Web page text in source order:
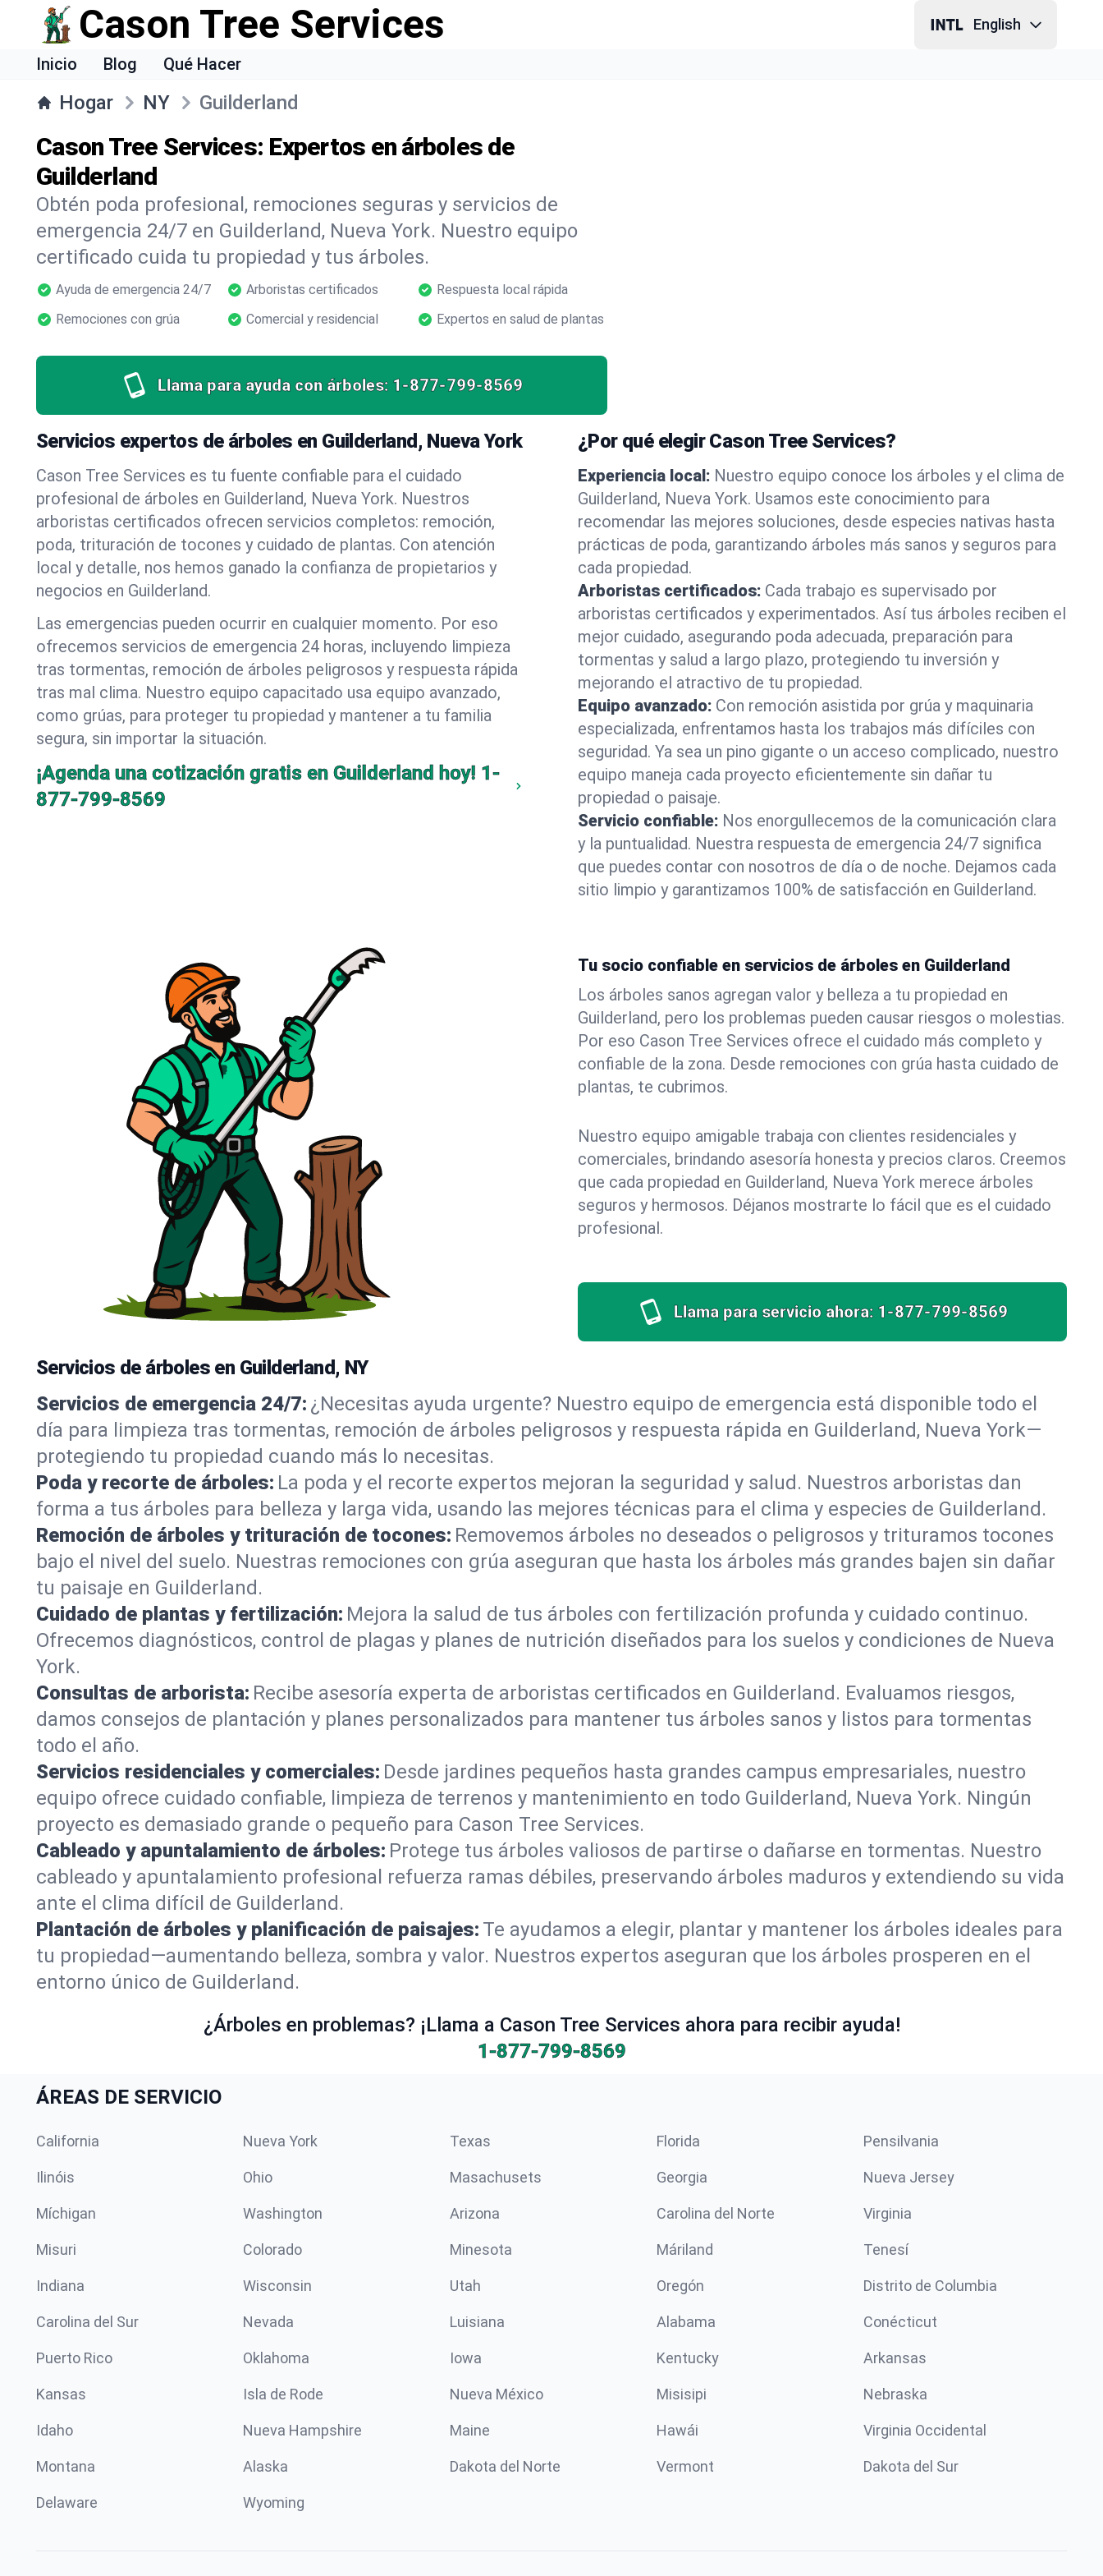
Cason Tree Services English
Inicio Blog Qué Hacer
Hogar NY Guilderland
Cason Tree Services: Expertos en árboles de
Guilderland
Obtén poda profesional, remociones seguras y servicios de
emergencia 24/7 en Guilderland, Nueva York. Nuestro equipo
certificado cuida tu propiedad y tus árboles.
Ayuda de emergencia 24/7 Arboristas certificados
Respuesta local rápida
Remociones con grúa
Comercial y residencial Expertos en salud de plantas
Llama para ayuda con árboles: 1-877-799-8569
Servicios expertos de árboles en Guilderland, Nueva York
Cason Tree Services es tu fuente confiable para el cuidado
profesional de árboles en Guilderland, Nueva York. Nuestros
arboristas certificados ofrecen servicios completos: remoción,
poda, trituración de tocones y cuidado de plantas. Con atención
local y detalle, nos hemos ganado la confianza de propietarios y
negocios en Guilderland.
Las emergencias pueden ocurrir en cualquier momento. Por eso
ofrecemos servicios de emergencia 24 horas, incluyendo limpieza
tras tormentas, remoción de árboles peligrosos y respuesta rápida
tras mal clima. Nuestro equipo capacitado usa equipo avanzado,
como grúas, para proteger tu propiedad y mantener a tu familia
segura, sin importar la situación.
¡Agenda una cotización gratis en Guilderland hoy! 1-
877-799-8569
¿Por qué elegir Cason Tree Services?
Experiencia local: Nuestro equipo conoce los árboles y el clima de
Guilderland, Nueva York. Usamos este conocimiento para
recomendar las mejores soluciones, desde especies nativas hasta
prácticas de poda, garantizando árboles más sanos y seguros para
cada propiedad.
Arboristas certificados: Cada trabajo es supervisado por
arboristas certificados y experimentados. Así tus árboles reciben el
mejor cuidado, asegurando poda adecuada, preparación para
tormentas y salud a largo plazo, protegiendo tu inversión y
mejorando el atractivo de tu propiedad.
Equipo avanzado: Con remoción asistida por grúa y maquinaria
especializada, enfrentamos hasta los trabajos más difíciles con
seguridad. Ya sea un pino gigante o un acceso complicado, nuestro
equipo maneja cada proyecto eficientemente sin dañar tu
propiedad o paisaje.
Servicio confiable: Nos enorgullecemos de la comunicación clara
y la puntualidad. Nuestra respuesta de emergencia 24/7 significa
que puedes contar con nosotros de día o de noche. Dejamos cada
sitio limpio y garantizamos 100% de satisfacción en Guilderland.
Tu socio confiable en servicios de árboles en Guilderland
Los árboles sanos agregan valor y belleza a tu propiedad en
Guilderland, pero los problemas pueden causar riesgos o molestias.
Por eso Cason Tree Services ofrece el cuidado más completo y
confiable de la zona. Desde remociones con grúa hasta cuidado de
plantas, te cubrimos.
Nuestro equipo amigable trabaja con clientes residenciales y
comerciales, brindando asesoría honesta y precios claros. Creemos
que cada propiedad en Guilderland, Nueva York merece árboles
seguros y hermosos. Déjanos mostrarte lo fácil que es el cuidado
profesional.
Llama para servicio ahora: 1-877-799-8569
Servicios de árboles en Guilderland, NY
Servicios de emergencia 24/7: ¿Necesitas ayuda urgente? Nuestro equipo de emergencia está disponible todo el
día para limpieza tras tormentas, remoción de árboles peligrosos y respuesta rápida en Guilderland, Nueva York—
protegiendo tu propiedad cuando más lo necesitas.
Poda y recorte de árboles: La poda y el recorte expertos mejoran la seguridad y salud. Nuestros arboristas dan
forma a tus árboles para belleza y larga vida, usando las mejores técnicas para el clima y especies de Guilderland.
Remoción de árboles y trituración de tocones: Removemos árboles no deseados o peligrosos y trituramos tocones
bajo el nivel del suelo. Nuestras remociones con grúa aseguran que hasta los árboles más grandes bajen sin dañar
tu paisaje en Guilderland.
Cuidado de plantas y fertilización: Mejora la salud de tus árboles con fertilización profunda y cuidado continuo.
Ofrecemos diagnósticos, control de plagas y planes de nutrición diseñados para los suelos y condiciones de Nueva
York.
Consultas de arborista: Recibe asesoría experta de arboristas certificados en Guilderland. Evaluamos riesgos,
damos consejos de plantación y planes personalizados para mantener tus árboles sanos y listos para tormentas
todo el año.
Servicios residenciales y comerciales: Desde jardines pequeños hasta grandes campus empresariales, nuestro
equipo ofrece cuidado confiable, limpieza de terrenos y mantenimiento en todo Guilderland, Nueva York. Ningún
proyecto es demasiado grande o pequeño para Cason Tree Services.
Cableado y apuntalamiento de árboles: Protege tus árboles valiosos de partirse o dañarse en tormentas. Nuestro
cableado y apuntalamiento profesional refuerza ramas débiles, preservando árboles maduros y extendiendo su vida
ante el clima difícil de Guilderland.
Plantación de árboles y planificación de paisajes: Te ayudamos a elegir, plantar y mantener los árboles ideales para
tu propiedad—aumentando belleza, sombra y valor. Nuestros expertos aseguran que los árboles prosperen en el
entorno único de Guilderland.
¿Árboles en problemas? ¡Llama a Cason Tree Services ahora para recibir ayuda!
1-877-799-8569
ÁREAS DE SERVICIO
California Nueva York Texas Florida Pensilvania
Ilinóis Ohio Masachusets Georgia Nueva Jersey
Míchigan Washington Arizona Carolina del Norte Virginia
Misuri Colorado Minesota Máriland Tenesí
Indiana Wisconsin Utah Oregón Distrito de Columbia
Carolina del Sur Nevada Luisiana Alabama Conécticut
Puerto Rico Oklahoma Iowa Kentucky Arkansas
Kansas Isla de Rode Nueva México Misisipi Nebraska
Idaho Nueva Hampshire Maine Hawái Virginia Occidental
Montana Alaska Dakota del Norte Vermont Dakota del Sur
Delaware Wyoming